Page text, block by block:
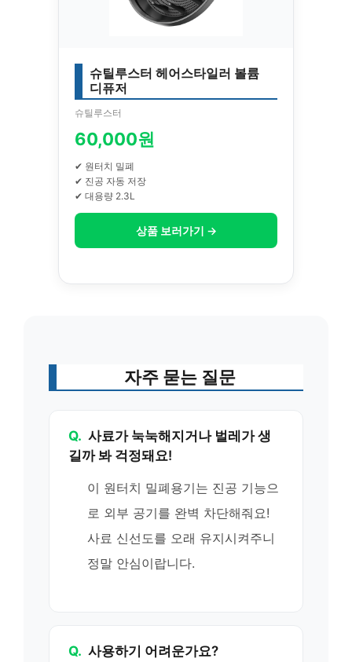
슈틸루스터 헤어스타일러 볼륨
디퓨저
슈틸루스터
60,000원
✔ 원터치 밀폐
✔ 진공 자동 저장
✔ 대용량 2.3L
상품 보러가기 →
자주 묻는 질문
Q. 사료가 눅눅해지거나 벌레가 생
길까 봐 걱정돼요!
이 원터치 밀폐용기는 진공 기능으
로 외부 공기를 완벽 차단해줘요!
사료 신선도를 오래 유지시켜주니
정말 안심이랍니다.
Q. 사용하기 어려운가요?